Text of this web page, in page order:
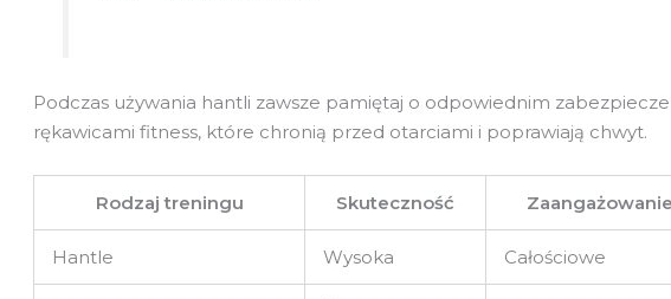
Podczas używania hantli zawsze pamiętaj o odpowiednim
rękawicami fitness, które chronią przed otarciami i poprawiają chwyt.
Rodzaj treningu Skuteczność
Hantle Wysoka Całościowe